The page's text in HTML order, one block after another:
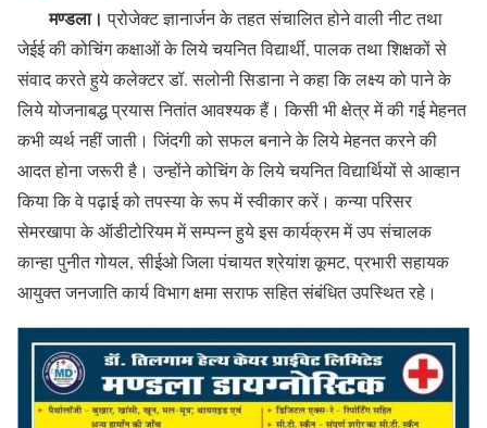
मण्‍डला।प्रोजेक्ट ज्ञानार्जन के तहत संचालित होने वाली नीट तथा
जेईई की कोचिंग कक्षाओं के लिये चयनित विद्यार्थी, पालक तथा शिक्षकों से
संवाद करते हुये कलेक्टर डॉ. सलोनी सिडाना ने कहा कि लक्ष्य को पाने के
लिये योजनाबद्ध प्रयास नितांत आवश्यक हैं। किसी भी क्षेत्र में की गई मेहनत
कभी व्यर्थ नहीं जाती। जिंदगी को सफल बनाने के लिये मेहनत करने की
आदत होना जरूरी है। उन्होंने कोचिंग के लिये चयनित विद्यार्थियों से आव्हान
किया कि वे पढ़ाई को तपस्या के रूप में स्वीकार करें। कन्या परिसर
सेमरखापा के ऑडीटोरियम में सम्पन्न हुये इस कार्यक्रम में उप संचालक
कान्हा पुनीत गोयल, सीईओ जिला पंचायत श्रेयांश कूमट, प्रभारी सहायक
आयुक्त जनजाति कार्य विभाग क्षमा सराफ सहित संबंधित उपस्थित रहे।